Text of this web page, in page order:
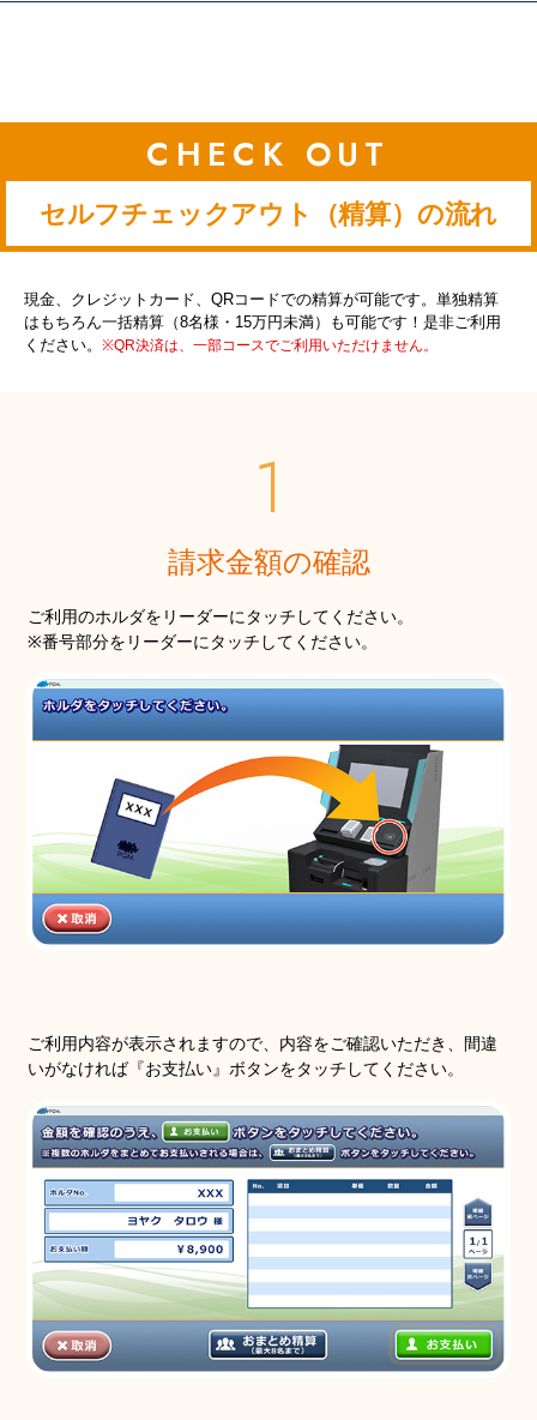
セルフチェックアウト（精算）の流れ
現金、クレジットカード、QRコードでの精算が可能です。 単独精算
はもちろん一括精算（8名様・15万円未満）も可能です！是非ご利用
ください。 ※QR決済は、一部コースでご利用いただけません。
請求金額の確認
ご利用のホルダをリーダーにタッチしてください。
※番号部分をリーダーにタッチしてください。
ご利用内容が表示されますので、内容をご確認いただき、間違
いがなければ『お支払い』ボタンをタッチしてください。